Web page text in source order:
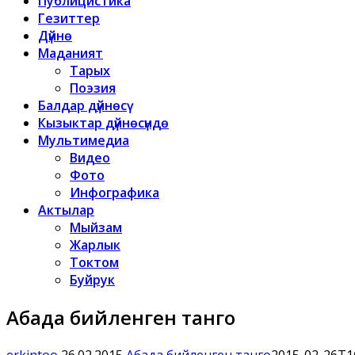
Гезиттер
Дүйнө
Маданият
Тарых
Поэзия
Балдар дүйнөсү
Кызыктар дүйнөсүндө
Мультимедиа
Видео
Фото
Инфографика
Актылар
Мыйзам
Жарлык
Токтом
Буйрук
Абада бийленген танго